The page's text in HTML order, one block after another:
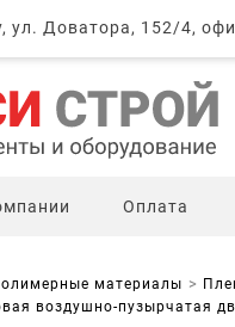
ул. Доватора, 152/4,
Оплата
материалы
воздушно-пузырчатая